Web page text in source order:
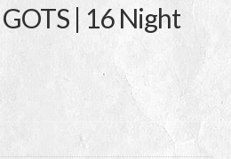
| 16 Night